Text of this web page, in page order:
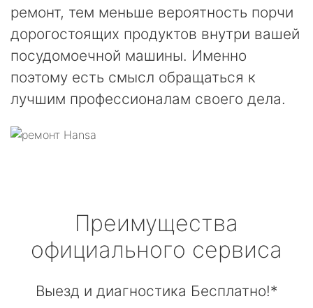
ремонт, тем меньше вероятность порчи
дорогостоящих продуктов внутри вашей
посудомоечной машины. Именно
поэтому есть смысл обращаться к
лучшим профессионалам своего дела.
Преимущества
официального сервиса
Выезд и диагностика Бесплатно!*